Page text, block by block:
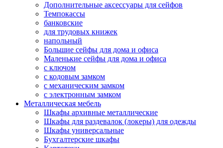
Дополнительные аксессуары для сейфов
Темпокассы
банковские
для трудовых книжек
напольный
Большие сейфы для дома и офиса
Маленькие сейфы для дома и офиса
с ключом
с кодовым замком
с механическим замком
с электронным замком
Металлическая мебель
Шкафы архивные металлические
Шкафы для раздевалок (локеры) для одежды
Шкафы универсальные
Бухгалтерские шкафы